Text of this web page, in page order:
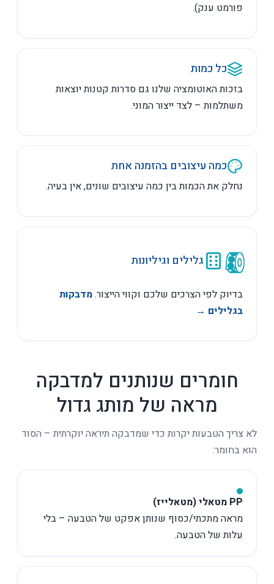
פורמט ענק).
כל כמות
בזכות האוטומציה שלנו גם סדרות קטנות יוצאות
משתלמות – לצד ייצור המוני.
כמה עיצובים בהזמנה אחת
נחלק את הכמות בין כמה עיצובים שונים, אין בעיה.
גלילים וגיליונות
בדיוק לפי הצרכים שלכם וקווי הייצור.מדבקות
בגלילים →
חומרים שנותנים למדבקה
מראה של מותג גדול
לא צריך הטבעות יקרות כדי שמדבקה תיראה יוקרתית – הסוד
הוא בחומר:
PP מטאלי (מטאלייז)
מראה מתכתי/כסוף שנותן אפקט של הטבעה – בלי
עלות של הטבעה.